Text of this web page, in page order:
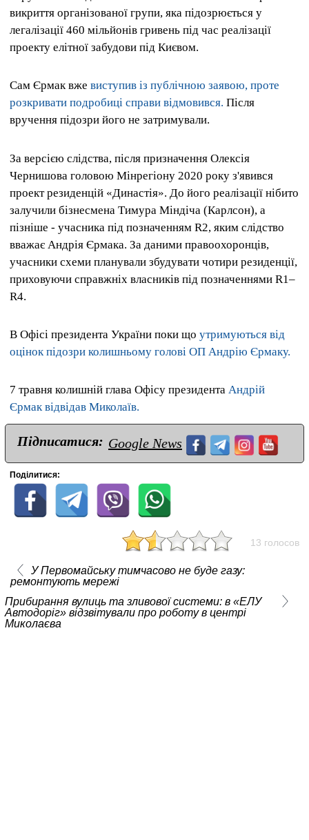
викриття організованої групи, яка підозрюється у
легалізації 460 мільйонів гривень під час реалізації
проекту елітної забудови під Києвом.
Сам Єрмак вже виступив із публічною заявою, проте
розкривати подробиці справи відмовився. Після
вручення підозри його не затримували.
За версією слідства, після призначення Олексія
Чернишова головою Мінрегіону 2020 року з'явився
проект резиденцій «Династія». До його реалізації нібито
залучили бізнесмена Тимура Міндіча (Карлсон), а
пізніше - учасника під позначенням R2, яким слідство
вважає Андрія Єрмака. За даними правоохоронців,
учасники схеми планували збудувати чотири резиденції,
приховуючи справжніх власників під позначеннями R1–
R4.
В Офісі президента України поки що утримуються від
оцінок підозри колишньому голові ОП Андрію Єрмаку.
7 травня колишній глава Офісу президента Андрій
Єрмак відвідав Миколаїв.
Підписатися: Google News
Поділитися:
13 голосов
У Первомайську тимчасово не буде газу:
ремонтують мережі
Прибирання вулиць та зливової системи: в «ЕЛУ
Автодоріг» відзвітували про роботу в центрі
Миколаєва